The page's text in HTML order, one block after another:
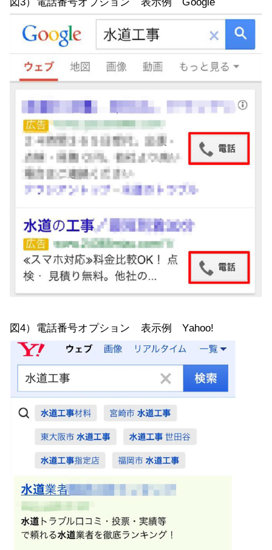
図3）電話番号オプション 表示例 Google
図4）電話番号オプション 表示例 Yahoo!